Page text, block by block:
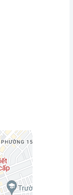
đến khách hàng
phẩm chính
hàng dịch vụ
hành, hậu
bảo trì, sửa